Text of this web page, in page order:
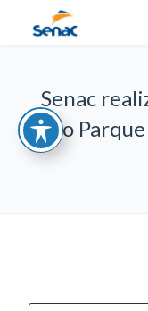
Senac
no